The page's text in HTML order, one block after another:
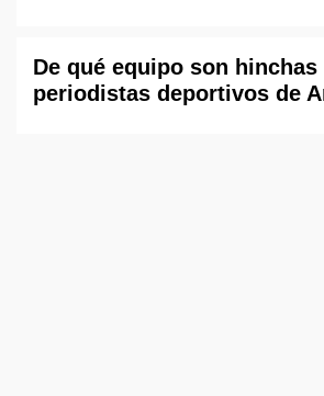
De qué equipo son hinchas
periodistas deportivos de